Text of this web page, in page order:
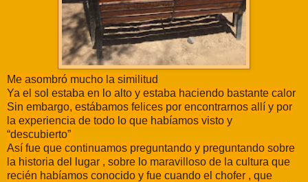
Me asombró mucho la similitud
Ya el sol estaba en lo alto y estaba haciendo bastante calor
Sin embargo, estábamos felices por encontrarnos allí y por
la experiencia de todo lo que habíamos visto y
“descubierto”
Así fue que continuamos preguntando y preguntando sobre
la historia del lugar , sobre lo maravilloso de la cultura que
recién habíamos conocido y fue cuando el chofer , que